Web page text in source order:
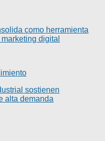
como herramienta
digital
sostienen
alta demanda